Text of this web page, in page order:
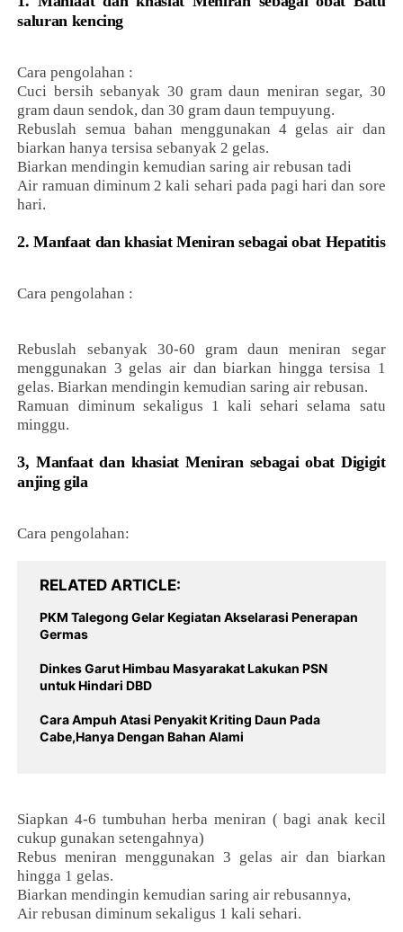
saluran kencing
Cara pengolahan :
Cuci bersih sebanyak 30 gram daun meniran segar, 30
gram daun sendok, dan 30 gram daun tempuyung.
Rebuslah semua bahan menggunakan 4 gelas air dan
biarkan hanya tersisa sebanyak 2 gelas.
Biarkan mendingin kemudian saring air rebusan tadi
Air ramuan diminum 2 kali sehari pada pagi hari dan sore
hari.
2. Manfaat dan khasiat Meniran sebagai obat Hepatitis
Cara pengolahan :
Rebuslah sebanyak 30-60 gram daun meniran segar
menggunakan 3 gelas air dan biarkan hingga tersisa 1
gelas. Biarkan mendingin kemudian saring air rebusan.
Ramuan diminum sekaligus 1 kali sehari selama satu
minggu.
3, Manfaat dan khasiat Meniran sebagai obat Digigit
anjing gila
Cara pengolahan:
RELATED ARTICLE
PKM Talegong Gelar Kegiatan Akselarasi Penerapan
Germas
Dinkes Garut Himbau Masyarakat Lakukan PSN
untuk Hindari DBD
Cara Ampuh Atasi Penyakit Kriting Daun Pada
Cabe,Hanya Dengan Bahan Alami
Siapkan 4-6 tumbuhan herba meniran ( bagi anak kecil
cukup gunakan setengahnya)
Rebus meniran menggunakan 3 gelas air dan biarkan
hingga 1 gelas.
Biarkan mendingin kemudian saring air rebusannya,
Air rebusan diminum sekaligus 1 kali sehari.